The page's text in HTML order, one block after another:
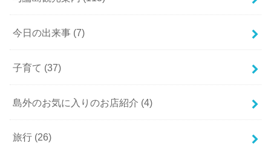
今日の出来事 (7)
子育て (37)
島外のお気に入りのお店紹介 (4)
旅行 (26)